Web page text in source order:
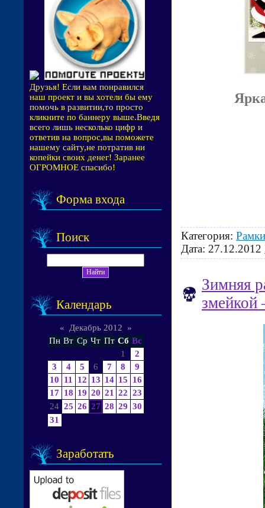
Друзья! Если вам понравился
наш проект и вы хотели бы ему
помочь в развитии,то просто
кликните по баннеру выше.Введя
всего лишь несколько цифр и
ответив на вопрос,вы поможете
нашему сайту,не потратив ни
копейки своих денег! Заранее
ОГРОМНОЕ спасибо!
Форма входа
Поиск
Календарь
« Декабрь 2012
»
Пн Вт Ср Чт Пт Сб Вс
1
2
3
4 5 6 7 8
9
10
11 12 13 14 15
16
17 18 19 20 21 22 23
24 25 26 27 28 29 30
31
Заработать
Категория:
Дата: 27.12.2012
Зимняя
змейкой